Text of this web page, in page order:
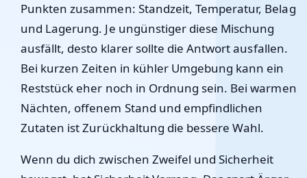
Punkten zusammen: Standzeit, Temperatur, Belag
und Lagerung. Je ungünstiger diese Mischung
ausfällt, desto klarer sollte die Antwort ausfallen.
Bei kurzen Zeiten in kühler Umgebung kann ein
Reststück eher noch in Ordnung sein. Bei warmen
Nächten, offenem Stand und empfindlichen
Zutaten ist Zurückhaltung die bessere Wahl.
Wenn du dich zwischen Zweifel und Sicherheit